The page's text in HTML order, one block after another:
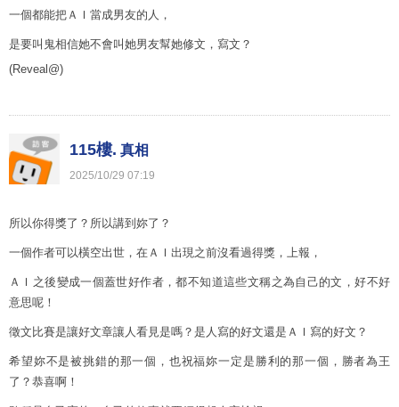
一個都能把ＡＩ當成男友的人，
是要叫鬼相信她不會叫她男友幫她修文，寫文？
(Reveal@)
115樓. 真相
2025/10/29 07:19
所以你得獎了？所以講到妳了？
一個作者可以橫空出世，在ＡＩ出現之前沒看過得獎，上報，
ＡＩ之後變成一個蓋世好作者，都不知道這些文稱之為自己的文，好不好
意思呢！
徵文比賽是讓好文章讓人看見是嗎？是人寫的好文還是ＡＩ寫的好文？
希望妳不是被挑錯的那一個，也祝福妳一定是勝利的那一個，勝者為王
了？恭喜啊！